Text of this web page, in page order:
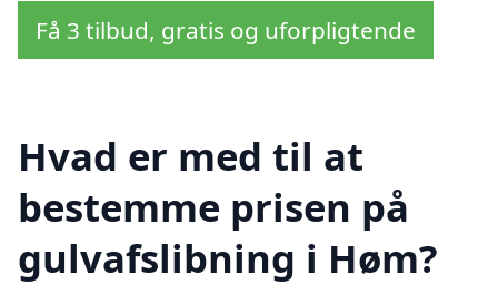
Få 3 tilbud, gratis og uforpligtende
Hvad er med til at
bestemme prisen på
gulvafslibning i Høm?